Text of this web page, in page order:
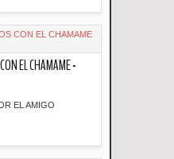
EL CHAMAME -
EL AMIGO